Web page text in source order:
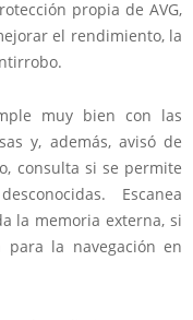
propia de AVG,
el rendimiento, la
muy bien con las
y, además, avisó de
consulta si se permite
Escanea
la memoria externa, si
la navegación en